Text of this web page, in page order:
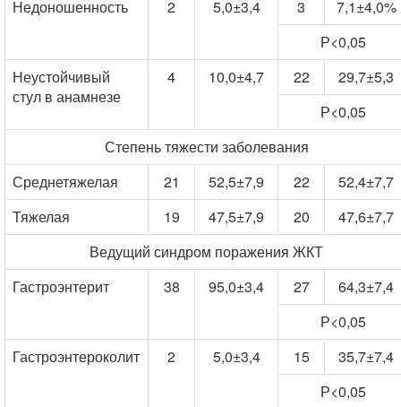
Недоношенность 2 5,0±3,4 3
7,1±4,0%
Р<0,05
Неустойчивый
стул в анамнезе
4 10,0±4,7 22
29,7±5,3
Р<0,05
Степень тяжести заболевания
Среднетяжелая
21 52,5±7,9 22
52,4±7,7
Тяжелая
19 47,5±7,9 20
47,6±7,7
Ведущий синдром поражения ЖКТ
Гастроэнтерит
38 95,0±3,4 27
64,3±7,4
Р<0,05
Гастроэнтероколит
2 5,0±3,4 15
35,7±7,4
Р<0,05